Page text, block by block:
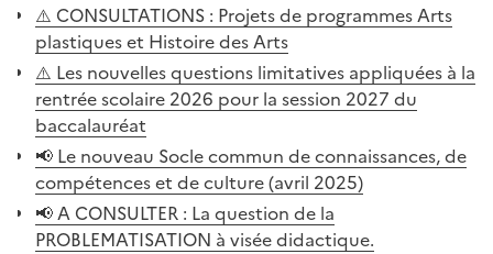
⚠️ CONSULTATIONS : Projets de programmes Arts
plastiques et Histoire des Arts
⚠️ Les nouvelles questions limitatives appliquées à la
rentrée scolaire 2026 pour la session 2027 du
baccalauréat
📢 Le nouveau Socle commun de connaissances, de
compétences et de culture (avril 2025)
📢 A CONSULTER : La question de la
PROBLEMATISATION à visée didactique.